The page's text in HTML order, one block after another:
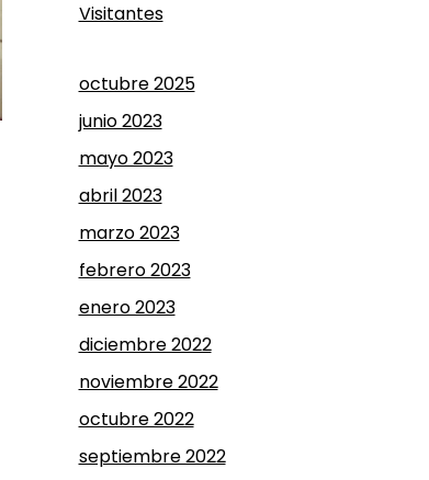
Visitantes
octubre 2025
junio 2023
mayo 2023
abril 2023
marzo 2023
febrero 2023
enero 2023
diciembre 2022
noviembre 2022
octubre 2022
septiembre 2022